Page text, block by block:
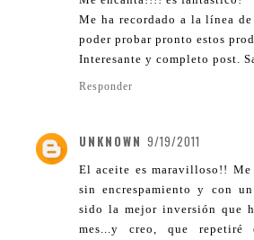
Me ha recordado a la línea
poder probar pronto estos
Interesante y completo post.
Responder
UNKNOWN 9/19/2011
El aceite es maravilloso!! Me
sin encrespamiento y con
sido la mejor inversión que
mes...y creo, que repetiré